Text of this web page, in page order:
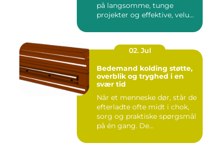
på langsomme, tunge
projekter og effektive, velu...
02. Jul
Bedemand kolding støtte,
overblik og tryghed i en
svær tid
Når et menneske dør, står de
efterladte ofte midt i chok,
sorg og praktiske spørgsmål
på én gang. De...